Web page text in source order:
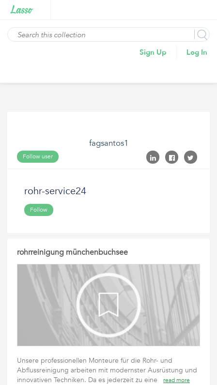
Sign Up Log In
fagsantos1
Follow user
rohr-service24
Follow
rohrreinigung münchenbuchsee
Unsere professionellen Monteure für die Rohr- und
Abflussreinigung arbeiten mit modernster Ausrüstung und
innovativen Techniken. Da es jederzeit zu eine
read more